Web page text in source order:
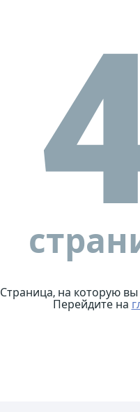
Страница, на которую
Перейдите на